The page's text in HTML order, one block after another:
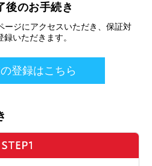
後のお手続き
ージにアクセスいただき、保証対
いただきます。
登録はこちら